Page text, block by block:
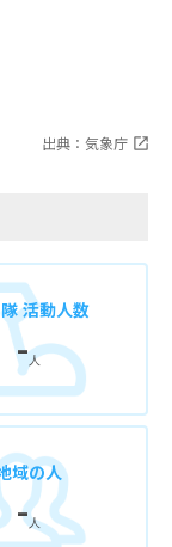
出典：気象庁
活動人数
-人
域の人
-人